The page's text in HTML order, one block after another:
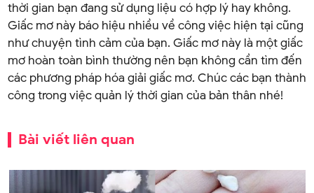
thời gian bạn đang sử dụng liệu có hợp lý hay không.
Giấc mơ này báo hiệu nhiều về công việc hiện tại cũng
như chuyện tình cảm của bạn. Giấc mơ này là một giấc
mơ hoàn toàn bình thường nên bạn không cần tìm đến
các phương pháp hóa giải giấc mơ. Chúc các bạn thành
công trong việc quản lý thời gian của bản thân nhé!
Bài viết liên quan